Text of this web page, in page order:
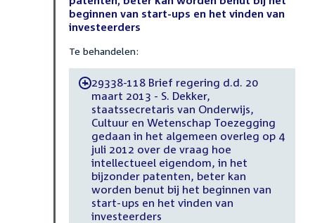
beginnen van start-ups en het vinden van
investeerders
Te behandelen:
-29338-118 Brief regering d.d. 20
maart 2013 - S. Dekker,
staatssecretaris van Onderwijs,
Cultuur en Wetenschap Toezegging
gedaan in het algemeen overleg op 4
juli 2012 over de vraag hoe
intellectueel eigendom, in het
bijzonder patenten, beter kan
worden benut bij het beginnen van
start-ups en het vinden van
investeerders